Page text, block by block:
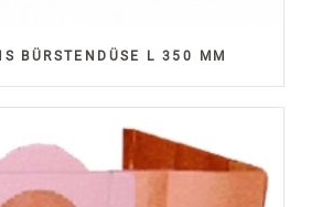
BÜRSTENDÜSE L 350 MM